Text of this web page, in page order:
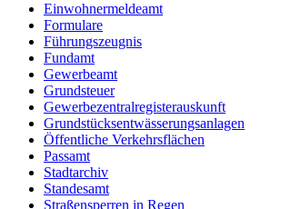
Einwohnermeldeamt
Formulare
Führungszeugnis
Fundamt
Gewerbeamt
Grundsteuer
Gewerbezentralregisterauskunft
Grundstücksentwässerungsanlagen
Öffentliche Verkehrsflächen
Passamt
Stadtarchiv
Standesamt
Straßensperren in Regen